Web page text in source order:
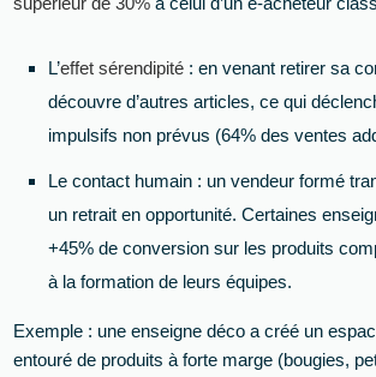
L’effet sérendipité : en venant retirer sa
découvre d’autres articles, ce qui
impulsifs non prévus (64% des ventes
Le contact humain : un vendeur formé
un retrait en opportunité. Certaines
+45% de conversion sur les produits
à la formation de leurs équipes.
Exemple : une enseigne déco a créé un
entouré de produits à forte marge (bougies,